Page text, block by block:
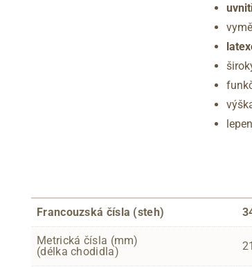
Francouzská čísla (steh)
Metrická čísla (mm)
(délka chodidla)